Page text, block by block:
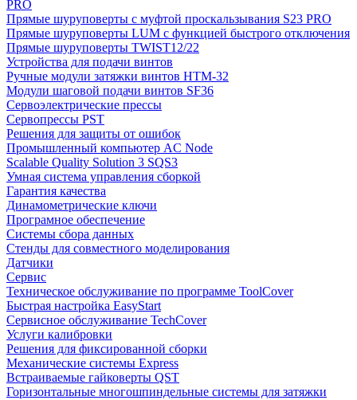
PRO
Прямые шуруповерты с муфтой проскальзывания S23 PRO
Прямые шуруповерты LUM с функцией быстрого отключения
Прямые шуруповерты TWIST12/22
Устройства для подачи винтов
Ручные модули затяжки винтов HTM-32
Модули шаговой подачи винтов SF36
Сервоэлектрические прессы
Сервопрессы PST
Решения для защиты от ошибок
Промышленный компьютер AC Node
Scalable Quality Solution 3 SQS3
Умная система управления сборкой
Гарантия качества
Динамометрические ключи
Програмное обеспечение
Системы сбора данных
Стенды для совместного моделирования
Датчики
Сервис
Техническое обслуживание по программе ToolCover
Быстрая настройка EasyStart
Cервисное обслуживание TechCover
Услуги калибровки
Решения для фиксированной сборки
Механические системы Express
Встраиваемые гайковерты QST
Горизонтальные многошпиндельные системы для затяжки